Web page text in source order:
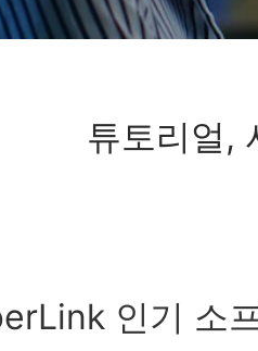
튜토리얼,
인기 소